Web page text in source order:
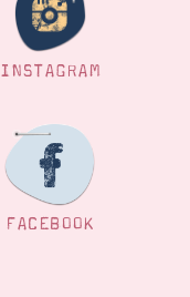
INSTAGRAM
FACEBOOK